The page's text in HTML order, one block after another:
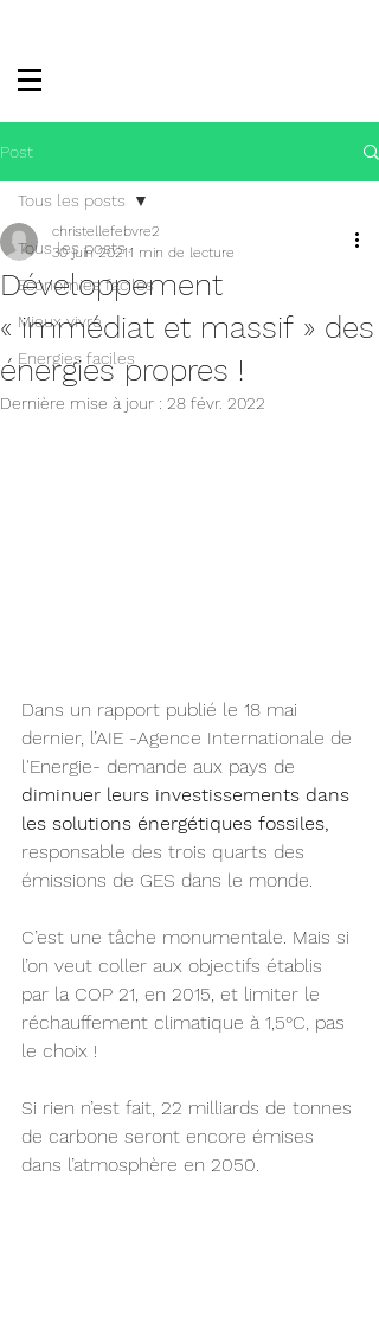
Post
Tous les posts
Economies faciles
Mieux vivre
Energies faciles
Tous les posts
Développement
« immédiat et massif » des
énergies propres !
christellefebvre2
30 juin 20211 min de lecture
Dernière mise à jour : 28 févr. 2022
Dans un rapport publié le 18 mai
dernier, l’AIE -Agence Internationale de
l'Energie- demande aux pays de
diminuer leurs investissements dans
les solutions énergétiques fossiles,
responsable des trois quarts des
émissions de GES dans le monde.
C’est une tâche monumentale. Mais si
l’on veut coller aux objectifs établis
par la COP 21, en 2015, et limiter le
réchauffement climatique à 1,5°C, pas
le choix !
Si rien n’est fait, 22 milliards de tonnes
de carbone seront encore émises
dans l’atmosphère en 2050.